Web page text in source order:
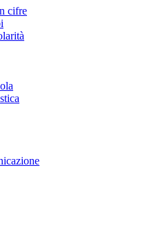
cifre